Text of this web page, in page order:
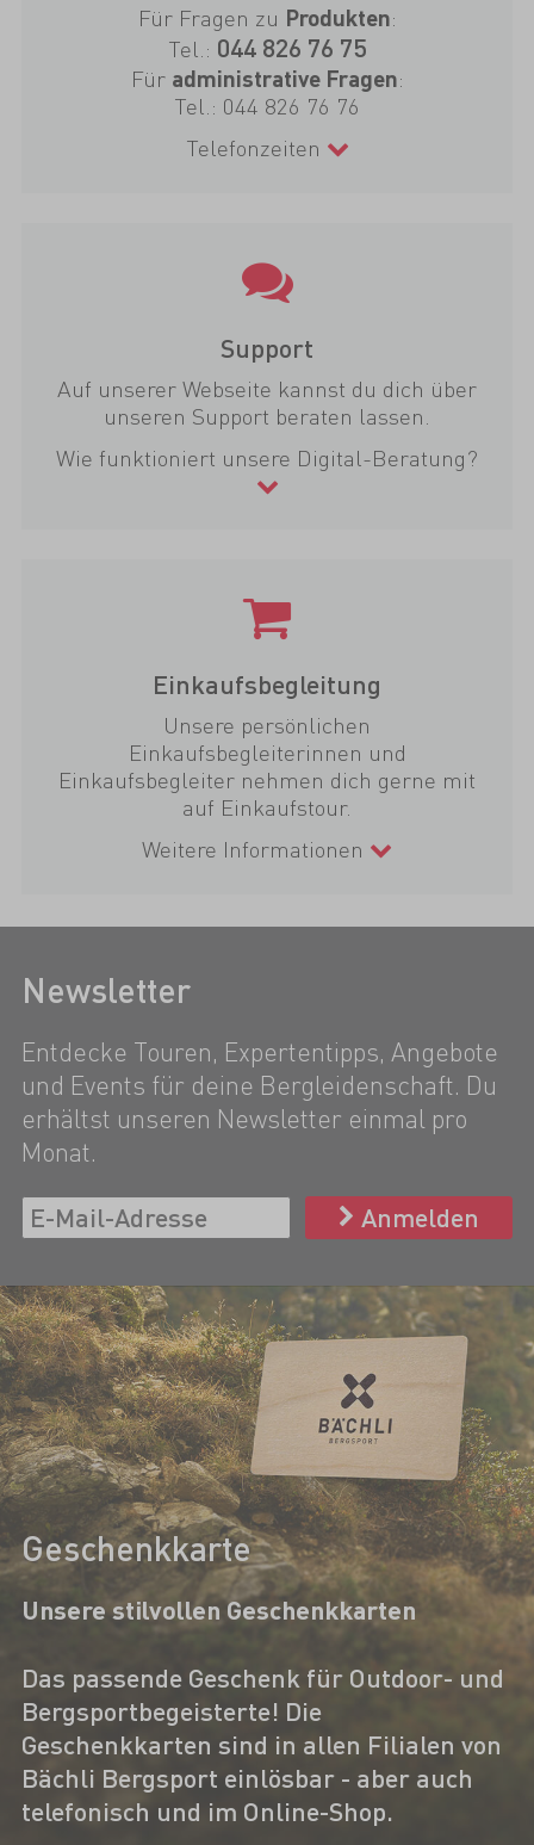
Für Fragen zu Produkten:
Tel.: 044 826 76 75
Für administrative Fragen:
Tel.: 044 826 76 76
Telefonzeiten
Support
Auf unserer Webseite kannst du dich über
unseren Support beraten lassen.
Wie funktioniert unsere Digital-Beratung?
Einkaufsbegleitung
Unsere persönlichen
Einkaufsbegleiterinnen und
Einkaufsbegleiter nehmen dich gerne mit
auf Einkaufstour.
Weitere Informationen
Newsletter
Entdecke Touren, Expertentipps, Angebote
und Events für deine Bergleidenschaft. Du
erhältst unseren Newsletter einmal pro
Monat.
Anmelden
Geschenkkarte
Unsere stilvollen Geschenkkarten
Das passende Geschenk für Outdoor- und
Bergsportbegeisterte! Die
Geschenkkarten sind in allen Filialen von
Bächli Bergsport einlösbar - aber auch
telefonisch und im Online-Shop.